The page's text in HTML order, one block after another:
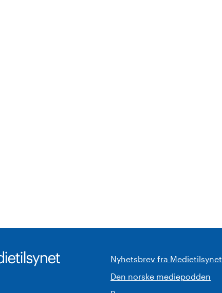
Nyhetsbrev fra Medietilsynet
Den norske mediepodden